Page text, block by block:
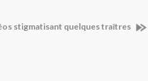
stigmatisant quelques traîtres